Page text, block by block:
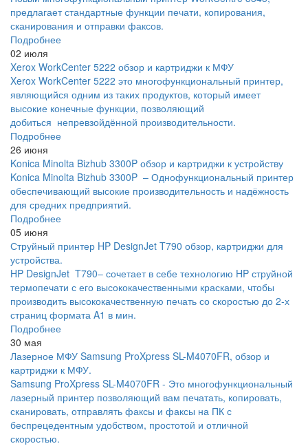
предлагает стандартные функции печати, копирования,
сканирования и отправки факсов.
Подробнее
02 июля
Xerox WorkCenter 5222 обзор и картриджи к МФУ
Xerox WorkCenter 5222 это многофункциональный принтер,
являющийся одним из таких продуктов, который имеет
высокие конечные функции, позволяющий
добиться непревзойдённой производительности.
Подробнее
26 июня
Konica Minolta Bizhub 3300P обзор и картриджи к устройству
Konica Minolta Bizhub 3300P – Однофункциональный принтер
обеспечивающий высокие производительность и надёжность
для средних предприятий.
Подробнее
05 июня
Струйный принтер HP DesignJet T790 обзор, картриджи для
устройства.
HP DesignJet T790– сочетает в себе технологию HP струйной
термопечати с его высококачественными красками, чтобы
производить высококачественную печать со скоростью до 2-х
страниц формата A1 в мин.
Подробнее
30 мая
Лазерное МФУ Samsung ProXpress SL-M4070FR, обзор и
картриджи к МФУ.
Samsung ProXpress SL-M4070FR - Это многофункциональный
лазерный принтер позволяющий вам печатать, копировать,
сканировать, отправлять факсы и факсы на ПК с
беспрецедентным удобством, простотой и отличной
скоростью.